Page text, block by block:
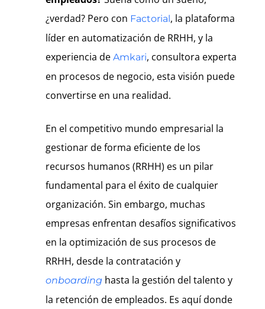
¿verdad? Pero con Factorial , la plataforma
líder en automatización de RRHH, y la
experiencia de Amkari, consultora experta
en procesos de negocio, esta visión puede
convertirse en una realidad.
En el competitivo mundo empresarial la
gestionar de forma eficiente de los
recursos humanos (RRHH) es un pilar
fundamental para el éxito de cualquier
organización. Sin embargo, muchas
empresas enfrentan desafíos significativos
en la optimización de sus procesos de
RRHH, desde la contratación y
onboarding hasta la gestión del talento y
la retención de empleados. Es aquí donde